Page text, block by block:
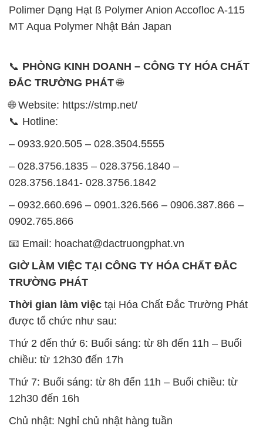
Polimer Dạng Hạt ß Polymer Anion Accofloc A-115
MT Aqua Polymer Nhật Bản Japan
📞 PHÒNG KINH DOANH – CÔNG TY HÓA CHẤT
ĐẮC TRƯỜNG PHÁT🌐
🌐 Website: https://stmp.net/
📞 Hotline:
– 0933.920.505 – 028.3504.5555
– 028.3756.1835 – 028.3756.1840 –
028.3756.1841- 028.3756.1842
– 0932.660.696 – 0901.326.566 – 0906.387.866 –
0902.765.866
📧 Email: hoachat@dactruongphat.vn
GIỜ LÀM VIỆC TẠI CÔNG TY HÓA CHẤT ĐẮC
TRƯỜNG PHÁT
Thời gian làm việc tại Hóa Chất Đắc Trường Phát
được tổ chức như sau:
Thứ 2 đến thứ 6: Buổi sáng: từ 8h đến 11h – Buổi
chiều: từ 12h30 đến 17h
Thứ 7: Buổi sáng: từ 8h đến 11h – Buổi chiều: từ
12h30 đến 16h
Chủ nhật: Nghỉ chủ nhật hàng tuần